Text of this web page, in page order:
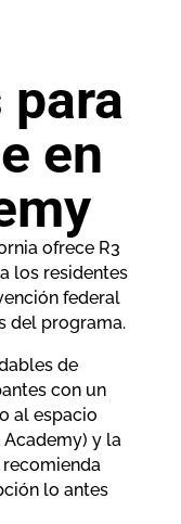
para
en
ofrece R3
los residentes
federal
del programa.
de
con un
al espacio
y la
lo antes